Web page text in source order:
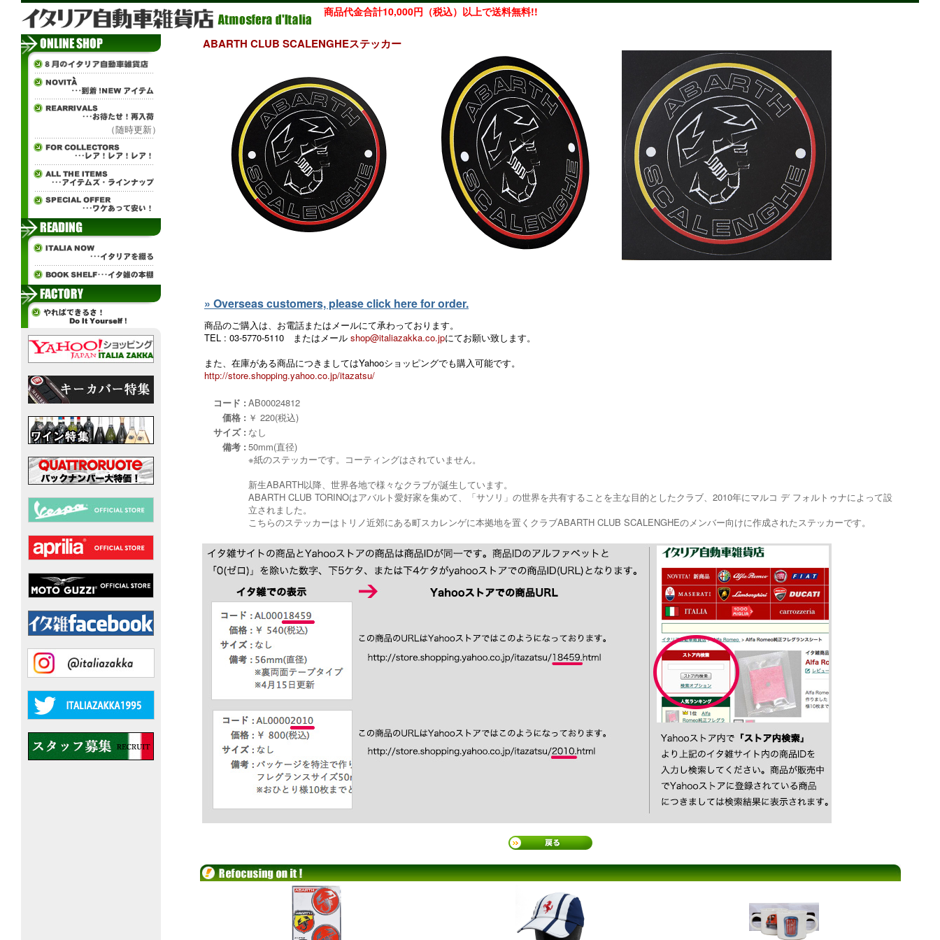
商品代金合計10,000円（税込）以上で送料無料!!
（随時更新）
ABARTH CLUB SCALENGHEステッカー
» Overseas customers, please click here for order.
商品のご購入は、お電話またはメールにて承わっております。
TEL : 03-5770-5110 またはメール shop@italiazakka.co.jpにてお願い致します。
また、在庫がある商品につきましてはYahooショッピングでも購入可能です。
http://store.shopping.yahoo.co.jp/itazatsu/
コード : AB00024812
価格 : ￥ 220(税込)
サイズ : なし
備考 : 50mm(直径)
※紙のステッカーです。コーティングはされていません。
新生ABARTH以降、世界各地で様々なクラブが誕生しています。
ABARTH CLUB TORINOはアバルト愛好家を集めて、「サソリ」の世界を共有することを主な目的としたクラブ、2010年にマルコ デ フォルトゥナによって設
立されました。
こちらのステッカーはトリノ近郊にある町スカレンゲに本拠地を置くクラブABARTH CLUB SCALENGHEのメンバー向けに作成されたステッカーです。